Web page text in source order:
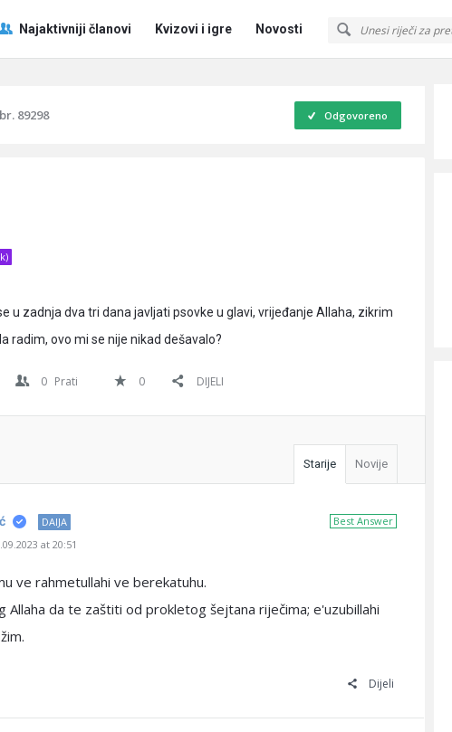
PitajNajaktivniji članovi Kvizovi i igre Novosti
89298 Odgovoreno
u zadnja dva tri dana javljati psovke u glavi, vrijeđanje Allaha, zikrim
radim, ovo mi se nije nikad dešavalo?
0 Prati 0 DIJELI
Starije Novije
Best Answer
DAIJA
at 20:51
ve rahmetullahi ve berekatuhu.
Allaha da te zaštiti od prokletog šejtana riječima; e'uzubillahi
Dijeli